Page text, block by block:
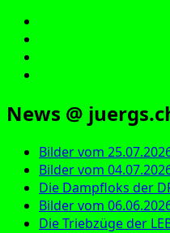
News @
Bilder vom
Bilder vom
Die Dampfloks der
Bilder vom
Die Triebzüge der